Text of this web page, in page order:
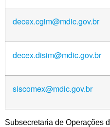
decex.cgim@mdic.gov.br
decex.disim@mdic.gov.br
siscomex@mdic.gov.br
Subsecretaria de Operações